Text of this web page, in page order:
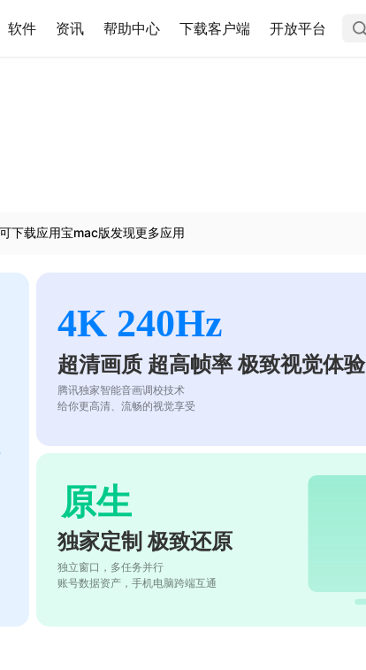
软件 资讯 帮助中心 下载客户端 开放平台
下载应用宝mac版发现更多应用
4K 240Hz
超清画质 超高帧率 极致视觉体验
腾讯独家智能音画调校技术
给你更高清、流畅的视觉享受
原生
独家定制 极致还原
独立窗口，多任务并行
账号数据资产，手机电脑跨端互通